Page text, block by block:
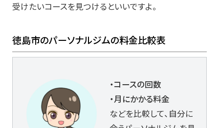
受けたいコースを見つけるといいですよ。
徳島市のパーソナルジムの料金比較表
・コースの回数
・月にかかる料金
などを比較して、自分に